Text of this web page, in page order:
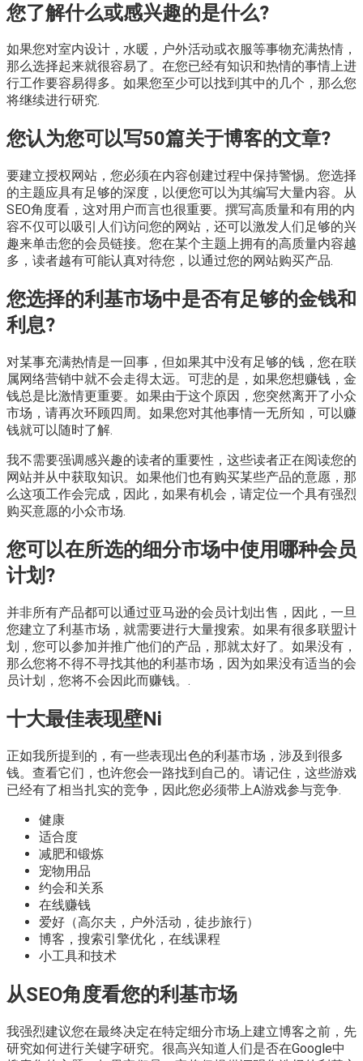
您了解什么或感兴趣的是什么?
如果您对室内设计，水暖，户外活动或衣服等事物充满热情，
那么选择起来就很容易了。在您已经有知识和热情的事情上进
行工作要容易得多。如果您至少可以找到其中的几个，那么您
将继续进行研究.
您认为您可以写50篇关于博客的文章?
要建立授权网站，您必须在内容创建过程中保持警惕。您选择
的主题应具有足够的深度，以便您可以为其编写大量内容。从
SEO角度看，这对用户而言也很重要。撰写高质量和有用的内
容不仅可以吸引人们访问您的网站，还可以激发人们足够的兴
趣来单击您的会员链接。您在某个主题上拥有的高质量内容越
多，读者越有可能认真对待您，以通过您的网站购买产品.
您选择的利基市场中是否有足够的金钱和
利息?
对某事充满热情是一回事，但如果其中没有足够的钱，您在联
属网络营销中就不会走得太远。可悲的是，如果您想赚钱，金
钱总是比激情更重要。如果由于这个原因，您突然离开了小众
市场，请再次环顾四周。如果您对其他事情一无所知，可以赚
钱就可以随时了解.
我不需要强调感兴趣的读者的重要性，这些读者正在阅读您的
网站并从中获取知识。如果他们也有购买某些产品的意愿，那
么这项工作会完成，因此，如果有机会，请定位一个具有强烈
购买意愿的小众市场.
您可以在所选的细分市场中使用哪种会员
计划?
并非所有产品都可以通过亚马逊的会员计划出售，因此，一旦
您建立了利基市场，就需要进行大量搜索。如果有很多联盟计
划，您可以参加并推广他们的产品，那就太好了。如果没有，
那么您将不得不寻找其他的利基市场，因为如果没有适当的会
员计划，您将不会因此而赚钱。.
十大最佳表现壁Ni
正如我所提到的，有一些表现出色的利基市场，涉及到很多
钱。查看它们，也许您会一路找到自己的。请记住，这些游戏
已经有了相当扎实的竞争，因此您必须带上A游戏参与竞争.
健康
适合度
减肥和锻炼
宠物用品
约会和关系
在线赚钱
爱好（高尔夫，户外活动，徒步旅行）
博客，搜索引擎优化，在线课程
小工具和技术
从SEO角度看您的利基市场
我强烈建议您在最终决定在特定细分市场上建立博客之前，先
研究如何进行关键字研究。很高兴知道人们是否在Google中